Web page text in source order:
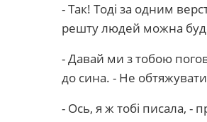
- Так! Тоді за одним
решту людей можна буде
- Давай ми з тобою
до сина. - Не
- Ось, я ж тобі писала, -